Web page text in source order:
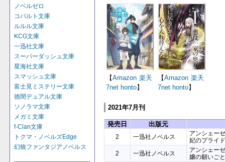
ノベルゼロ
コバルト文庫
ルルル文庫
KCG文庫
一迅社文庫
スーパーダッシュ文庫
星海社文庫
スマッシュ文庫
富士見ミステリー文庫
徳間デュアル文庫
ソノラマ文庫
メガミ文庫
f-Clan文庫
トクマ・ノベルズEdge
幻狼ファンタジアノベルス
【Amazon 楽天
7net honto】
【Amazon 楽天
7net honto】
2021年7月刊
発売日 出版元
2 一迅社ノベルス
アンシェー
妃のプライド
2
一迅社ノベルス
アンシェー
嬢の願いごと